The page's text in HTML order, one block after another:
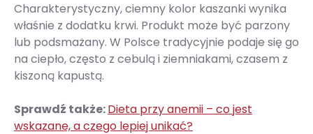
Charakterystyczny, ciemny kolor kaszanki wynika
właśnie z dodatku krwi. Produkt może być parzony
lub podsmażany. W Polsce tradycyjnie podaje się go
na ciepło, często z cebulą i ziemniakami, czasem z
kiszoną kapustą.
Sprawdź także:Dieta przy anemii – co jest
wskazane, a czego lepiej unikać?